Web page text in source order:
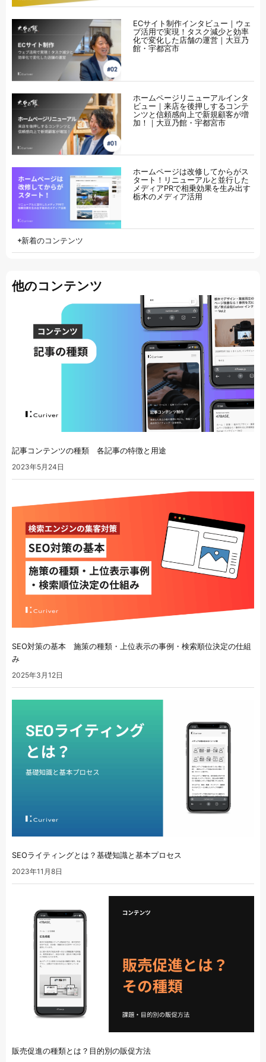
ECサイト制作インタビュー｜ウェ
ブ活用で実現！タスク減少と効率
化で変化した店舗の運営｜大豆乃
館・宇都宮市
ホームページリニューアルインタ
ビュー｜来店を後押しするコンテ
ンツと信頼感向上で新規顧客が増
加！｜大豆乃館・宇都宮市
ホームページは改修してからがス
タート！リニューアルと並行した
メディアPRで相乗効果を生み出す
栃木のメディア活用
新着のコンテンツ
他のコンテンツ
記事コンテンツの種類 各記事の特徴と用途
2023年5月24日
SEO対策の基本 施策の種類・上位表示の事例・検索順位決定の仕組
み
2025年3月12日
SEOライティングとは？基礎知識と基本プロセス
2023年11月8日
販売促進の種類とは？目的別の販促方法